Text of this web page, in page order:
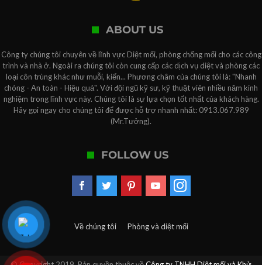
ABOUT US
Công ty chúng tôi chuyên về lĩnh vực Diệt mối, phòng chống mối cho các công
trình và nhà ở. Ngoài ra chúng tôi còn cung cấp các dịch vụ diệt và phòng các
loại côn trùng khác như muỗi, kiến... Phương châm của chúng tôi là: "Nhanh
chóng - An toàn - Hiệu quả". Với đội ngũ kỹ sư, kỹ thuật viên nhiều năm kinh
nghiệm trong lĩnh vực này. Chúng tôi là sự lựa chọn tốt nhất của khách hàng.
Hãy gọi ngay cho chúng tôi để được hỗ trợ nhanh nhất: 0913.067.989
(Mr.Tưởng).
FOLLOW US
Về chúng tôi Phòng và diệt mối